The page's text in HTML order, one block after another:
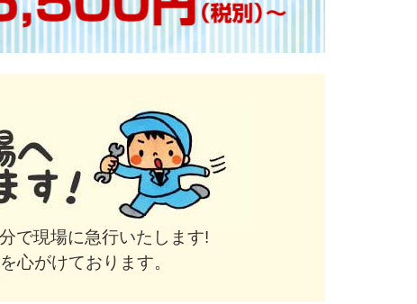
で現場に急行いたします!
心がけております。